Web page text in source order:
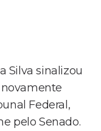
Silva sinalizou
Federal,
pelo Senado.